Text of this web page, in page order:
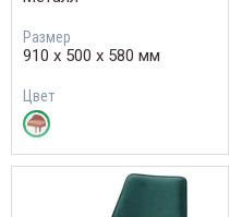
Размер
910 х 500 х 580 мм
Цвет